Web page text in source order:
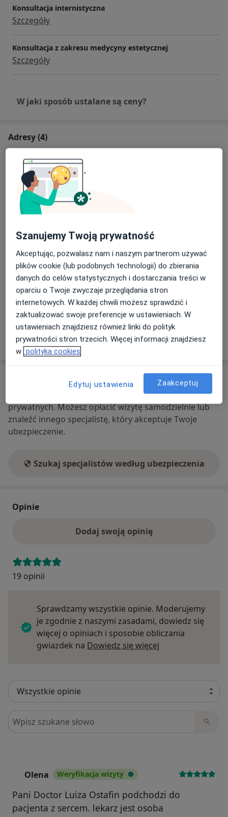
Konsultacja internistyczna
Szczegóły
Konsultacja z zakresu medycyny estetycznej
Szczegóły
W jaki sposób ustalane są ceny?
Adresy (4)
Adres 1 Adres 2
LIVIA MED Poradnia Rodzinna Babimost
Wolsztyńska 30,
Powiększ mapęotwiera się w nowej karcie
Dostępność
W tym gabinecie nie można umawiać wizyt przez
internet
Co mam zrobić w tej sytuacji?
Pokaż więcej
o adresie
Ubezpieczenia - brak akceptowanych
Ten specjalista przyjmuje wyłącznie pacjentów
prywatnych. Możesz opłacić wizytę samodzielnie lub
znaleźć innego specjalistę, który akceptuje Twoje
ubezpieczenie.
Szukaj specjalistów według ubezpieczenia
Opinie
Dodaj swoją opinię
19 opinii
Sprawdzamy wszystkie opinie. Moderujemy
je zgodnie z naszymi zasadami, dowiedz się
więcej o opiniach i sposobie obliczania
gwiazdek na Dowiedz się więcej
Szukaj w opiniach
Olena Weryfikacja wizyty
Pani Doctor Luiza Ostafin podchodzi do
pacjenta z sercem. lekarz jest osoba
Szanujemy Twoją prywatność
Akceptując, pozwalasz nam i naszym partnerom używać
plików cookie (lub podobnych technologii) do zbierania
danych do celów statystycznych i dostarczania treści w
oparciu o Twoje zwyczaje przeglądania stron
internetowych. W każdej chwili możesz sprawdzić i
zaktualizować swoje preferencje w ustawieniach. W
ustawieniach znajdziesz również linki do polityk
prywatności stron trzecich. Więcej informacji znajdziesz
w polityka cookies
Edytuj ustawienia Zaakceptuj